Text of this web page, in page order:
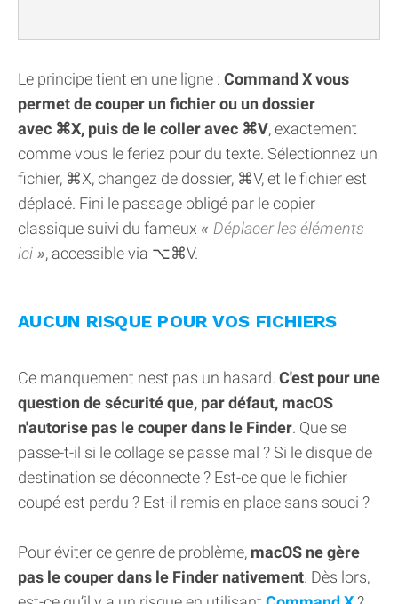
Le principe tient en une ligne : Command X vous
permet de couper un fichier ou un dossier
avec ⌘X, puis de le coller avec ⌘V, exactement
comme vous le feriez pour du texte. Sélectionnez un
fichier, ⌘X, changez de dossier, ⌘V, et le fichier est
déplacé. Fini le passage obligé par le copier
classique suivi du fameux
Déplacer les éléments
ici
, accessible via ⌥⌘V.
AUCUN RISQUE POUR VOS FICHIERS
Ce manquement n'est pas un hasard. C'est pour une
question de sécurité que, par défaut, macOS
n'autorise pas le couper dans le Finder. Que se
passe-t-il si le collage se passe mal ? Si le disque de
destination se déconnecte ? Est-ce que le fichier
coupé est perdu ? Est-il remis en place sans souci ?
Pour éviter ce genre de problème, macOS ne gère
pas le couper dans le Finder nativement. Dès lors,